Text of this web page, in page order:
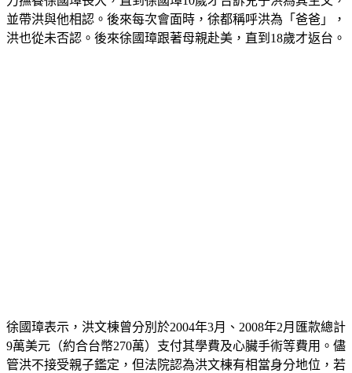
力撫養徐國璋長大，直到徐國璋10歲才告訴兒子洪為其生父，
並帶洪與他相認。後來每次會面時，徐都稱呼洪為「爸爸」，
徐國璋表示，洪文棟曾分別於2004年3月、2008年2月匯款總計
9萬美元（約合台幣270萬）支付其學費及心臟手術等費用。儘